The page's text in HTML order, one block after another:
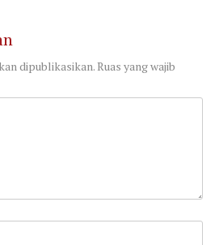
dipublikasikan.Ruas yang wajib